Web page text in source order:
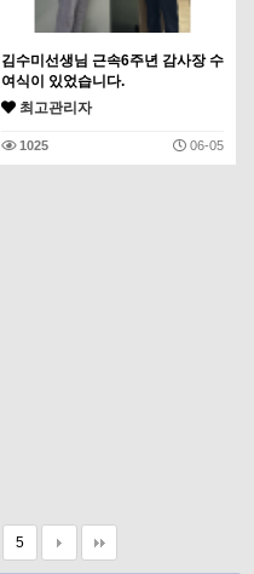
김수미선생님 근속6주년 감사장 수
여식이 있었습니다.
최고관리자
1025 06-05
5